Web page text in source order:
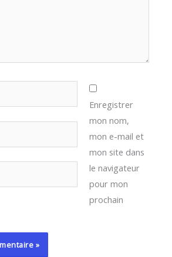
Enregistrer
mon nom,
mon e-mail et
mon site dans
le navigateur
pour mon
prochain